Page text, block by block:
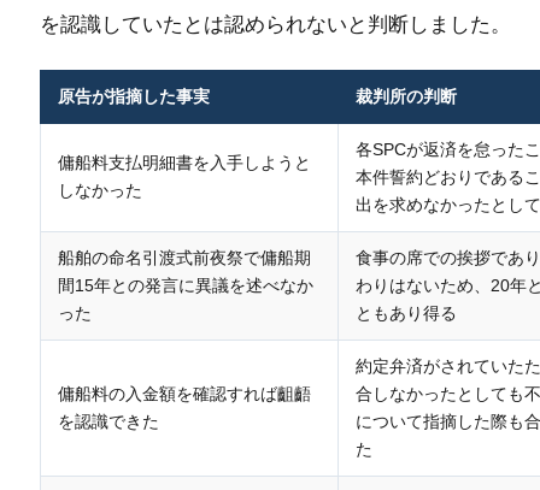
を認識していたとは認められないと判断しました。
原告が指摘した事実 裁判所の判断
傭船料支払明細書を入手しようと
しなかった
各SPCが返済を怠った
本件誓約どおりである
出を求めなかったとし
船舶の命名引渡式前夜祭で傭船期
間15年との発言に異議を述べなか
った
食事の席での挨拶であ
わりはないため、20年
ともあり得る
傭船料の入金額を確認すれば齟齬
を認識できた
約定弁済がされていた
合しなかったとしても
について指摘した際も
た